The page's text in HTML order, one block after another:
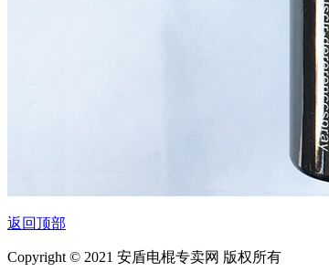
返回顶部
Copyright © 2021 安盾电棍专卖网 版权所有